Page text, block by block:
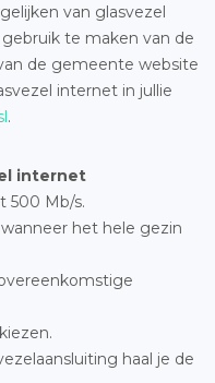
van glasvezel
te maken van de
de gemeente website
internet in jullie
.
internet
500 Mb/s.
het hele gezin
haal je de